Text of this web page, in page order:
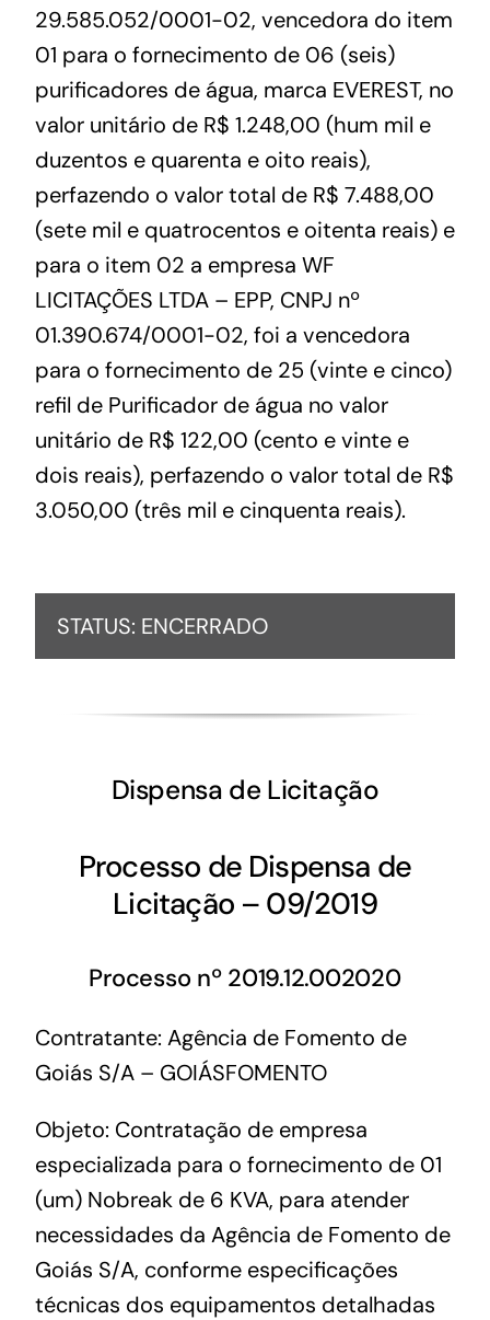
29.585.052/0001-02, vencedora do item
01 para o fornecimento de 06 (seis)
purificadores de água, marca EVEREST, no
valor unitário de R$ 1.248,00 (hum mil e
duzentos e quarenta e oito reais),
perfazendo o valor total de R$ 7.488,00
(sete mil e quatrocentos e oitenta reais) e
para o item 02 a empresa WF
LICITAÇÕES LTDA – EPP, CNPJ nº
01.390.674/0001-02, foi a vencedora
para o fornecimento de 25 (vinte e cinco)
refil de Purificador de água no valor
unitário de R$ 122,00 (cento e vinte e
dois reais), perfazendo o valor total de R$
3.050,00 (três mil e cinquenta reais).
STATUS: ENCERRADO
Dispensa de Licitação
Processo de Dispensa de
Licitação – 09/2019
Processo nº 2019.12.002020
Contratante: Agência de Fomento de
Goiás S/A – GOIÁSFOMENTO
Objeto: Contratação de empresa
especializada para o fornecimento de 01
(um) Nobreak de 6 KVA, para atender
necessidades da Agência de Fomento de
Goiás S/A, conforme especificações
técnicas dos equipamentos detalhadas